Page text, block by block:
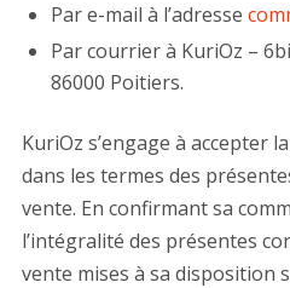
Par e-mail à l’adresse
Par courrier à KuriOz –
86000 Poitiers.
KuriOz s’engage à accepter
dans les termes des
vente. En confirmant sa
l’intégralité des présentes
vente mises à sa disposition